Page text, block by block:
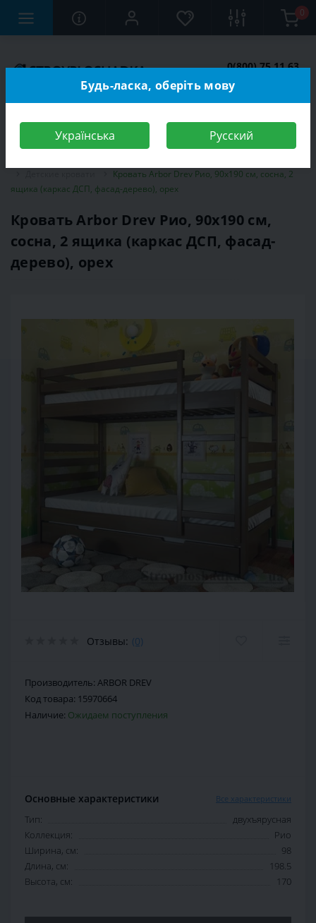
0
0(800) 75 11 63
Кровать Arbor Drev Рио, 90х190 см, сосна, 2
ящика (каркас ДСП, фасад-дерево), орех
Кровать Arbor Drev Рио, 90х190 см,
сосна, 2 ящика (каркас ДСП, фасад-
дерево), орех
Отзывы: (0)
Производитель: ARBOR DREV
Код товара: 15970664
Наличие: Ожидаем поступления
Основные характеристики Все характеристики
Тип:
двухъярусная
Коллекция:
Рио
Ширина, см:
98
Длина, см:
198.5
Высота, см:
170
Будь-ласка, оберіть мову
Українська Русский